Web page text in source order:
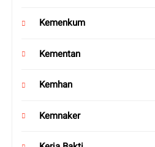
Kemenkum
Kementan
Kemhan
Kemnaker